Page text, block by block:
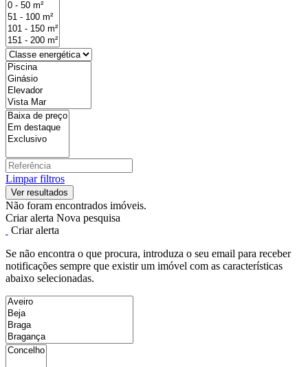
Limpar filtros
Não foram encontrados imóveis.
Criar alerta Nova pesquisa
Criar alerta
Se não encontra o que procura, introduza o seu email para receber
notificações sempre que existir um imóvel com as características
abaixo selecionadas.